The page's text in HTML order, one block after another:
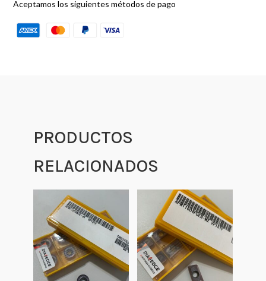
Aceptamos los siguientes métodos de pago
PRODUCTOS
RELACIONADOS